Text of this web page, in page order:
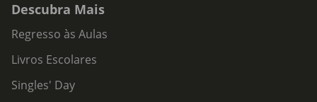
Descubra Mais
Regresso às Aulas
Livros Escolares
Singles' Day